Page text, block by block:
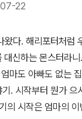
거대한 몸집의 털북
는 흥미진진하게
리'였던 아빠가 드
기 요정과 갑자기
스토리를 더욱 풍
최고의 화제작으로
는 총 6편이 출간
동 도서 치고는 귀여
특징이라면 특징일
는 어떻게 그려질지
도서를 제공받아 본
다.
주었고 사인을 하라
을 받는다. 어차피
행가 있는 동안 아
을 떠나지 않을 수
된다. ​몬스터 내니는 말을 할 줄
어가 얌전히 있기만
려 핼리와 코비, 미
22
왔다. 해리포터처럼
대신하는 몬스터라
마도 아빠도 없는
. 시작부터 뭔가 으
의 시작은 엄마의